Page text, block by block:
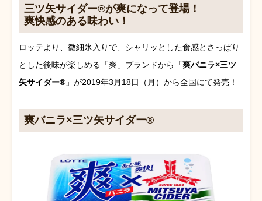
三ツ矢サイダー®が爽になって登場！
爽快感のある味わい！
ロッテより、微細氷入りで、シャリッとした食感とさっぱり
とした後味が楽しめる「爽」ブランドから「爽バニラ×三ツ
矢サイダー® 」が2019年3月18日（月）から全国にて発売！
爽バニラ×三ツ矢サイダー®